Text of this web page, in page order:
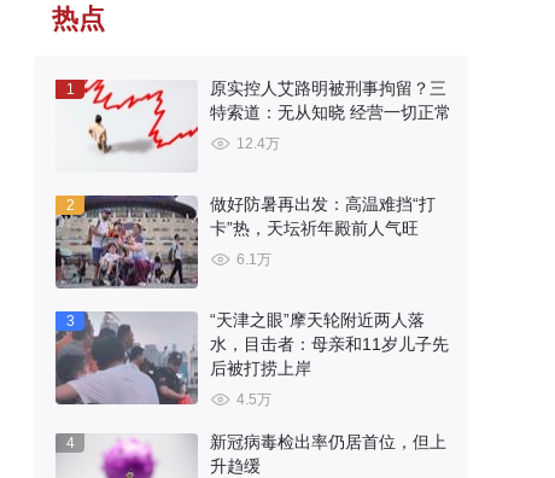
热点
1
原实控人艾路明被刑事拘留？三
特索道：无从知晓 经营一切正常
12.4万
2
做好防暑再出发：高温难挡“打
卡”热，天坛祈年殿前人气旺
6.1万
3
“天津之眼”摩天轮附近两人落
水，目击者：母亲和11岁儿子先
后被打捞上岸
4.5万
4
新冠病毒检出率仍居首位，但上
升趋缓